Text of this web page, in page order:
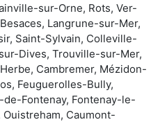
sur-Orne, Rots, Ver-
Langrune-sur-Mer,
Saint-Sylvain, Colleville-
Dives, Trouville-sur-Mer,
Cambremer, Mézidon-
Feuguerolles-Bully,
Fontenay, Fontenay-le-
Caumont-